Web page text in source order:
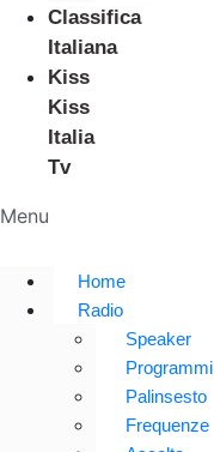
Classifica
Italiana
Kiss
Kiss
Italia
Tv
Menu
Home
Radio
Speaker
Programmi
Palinsesto
Frequenze